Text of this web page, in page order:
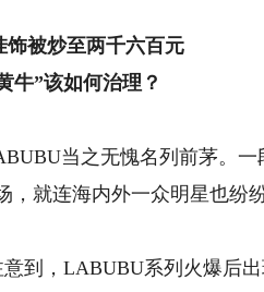
被炒至两千六百元
”该如何治理？
当之无愧名列前茅。一
，就连海内外一众明星也纷
，LABUBU系列火爆后